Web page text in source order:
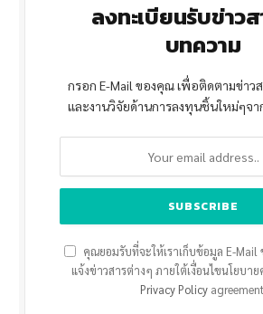
ลงทะเบียนรับข่าวส
บทความ
กรอก E-Mail ของคุณ เพื่อติดตามข่าว
และงานวิจัยด้านการลงทุนชิ้นใหม่ๆจา
คุณยอมรับที่จะให้เราเก็บข้อมูล E-Mail
แจ้งข่าวสารต่างๆ ภายใต้เงื่อนไขนโยบา
Privacy Policy